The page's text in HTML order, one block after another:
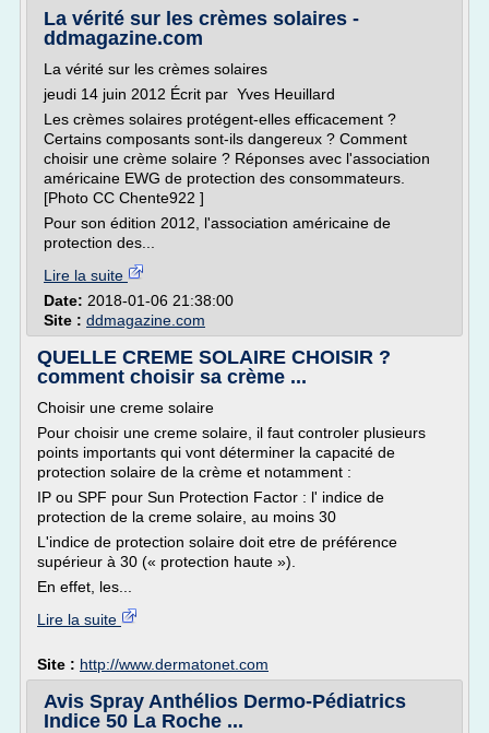
La vérité sur les crèmes solaires -
ddmagazine.com
La vérité sur les crèmes solaires
jeudi 14 juin 2012 Écrit par Yves Heuillard
Les crèmes solaires protégent-elles efficacement ?
Certains composants sont-ils dangereux ? Comment
choisir une crème solaire ? Réponses avec l'association
américaine EWG de protection des consommateurs.
[Photo CC Chente922 ]
Pour son édition 2012, l'association américaine de
protection des...
Lire la suite
Date: 2018-01-06 21:38:00
Site : ddmagazine.com
QUELLE CREME SOLAIRE CHOISIR ?
comment choisir sa crème ...
Choisir une creme solaire
Pour choisir une creme solaire, il faut controler plusieurs
points importants qui vont déterminer la capacité de
protection solaire de la crème et notamment :
IP ou SPF pour Sun Protection Factor : l' indice de
protection de la creme solaire, au moins 30
L'indice de protection solaire doit etre de préférence
supérieur à 30 (« protection haute »).
En effet, les...
Lire la suite
Site : http://www.dermatonet.com
Avis Spray Anthélios Dermo-Pédiatrics
Indice 50 La Roche ...